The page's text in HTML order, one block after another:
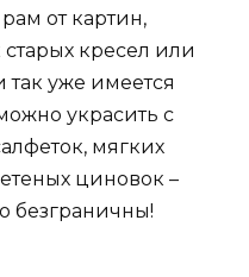
от картин,
кресел или
так уже имеется
украсить с
мягких
циновок –
безграничны!